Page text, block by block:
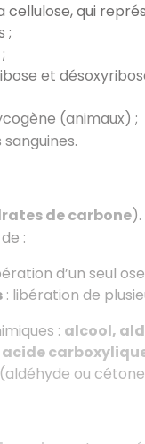
cellulose, qui
;
et
(animaux) ;
de carbone).
:
d’un seul
: libération de
: alcool,
acide
ou